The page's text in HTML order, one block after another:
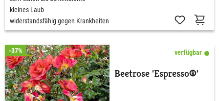
kleines Laub
widerstandsfähig gegen Krankheiten
-37% verfügbar
Beetrose 'Espresso®'